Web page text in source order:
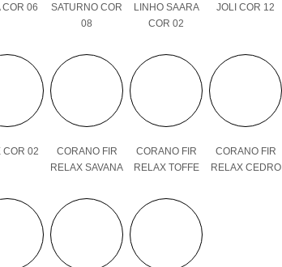
COR 06
SATURNO COR
08
LINHO SAARA
COR 02
JOLI COR 12
COR 02
CORANO FIR
RELAX SAVANA
CORANO FIR
RELAX TOFFE
CORANO FIR
RELAX CEDRO